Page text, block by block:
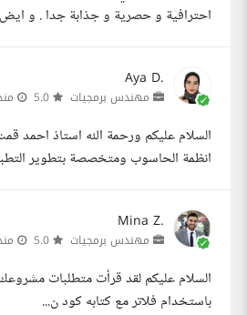
احترافية و حصرية و جذابة جدا . و
Aya D.
مهندس برمجيات
السلام عليكم ورحمة الله استاذ احمد
انظمة الحاسوب ومتخصصة بتطوير
Mina Z.
مهندس برمجيات
السلام عليكم لقد قرأت متطلبات
باستخدام فلاتر مع كتابه كود ن...